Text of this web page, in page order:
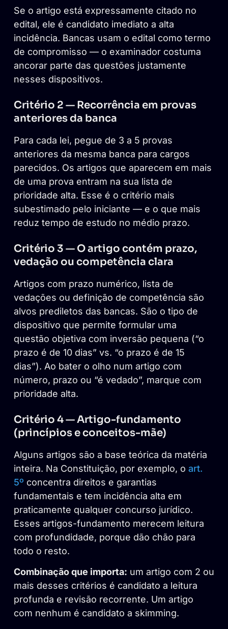
Se o artigo está expressamente citado no
edital, ele é candidato imediato a alta
incidência. Bancas usam o edital como termo
de compromisso — o examinador costuma
ancorar parte das questões justamente
nesses dispositivos.
Critério 2 — Recorrência em provas
anteriores da banca
Para cada lei, pegue de 3 a 5 provas
anteriores da mesma banca para cargos
parecidos. Os artigos que aparecem em mais
de uma prova entram na sua lista de
prioridade alta. Esse é o critério mais
subestimado pelo iniciante — e o que mais
reduz tempo de estudo no médio prazo.
Critério 3 — O artigo contém prazo,
vedação ou competência clara
Artigos com prazo numérico, lista de
vedações ou definição de competência são
alvos prediletos das bancas. São o tipo de
dispositivo que permite formular uma
questão objetiva com inversão pequena (“o
prazo é de 10 dias” vs. “o prazo é de 15
dias”). Ao bater o olho num artigo com
número, prazo ou “é vedado”, marque com
prioridade alta.
Critério 4 — Artigo-fundamento
(princípios e conceitos-mãe)
Alguns artigos são a base teórica da matéria
inteira. Na Constituição, por exemplo, o art.
5º concentra direitos e garantias
fundamentais e tem incidência alta em
praticamente qualquer concurso jurídico.
Esses artigos-fundamento merecem leitura
com profundidade, porque dão chão para
todo o resto.
Combinação que importa: um artigo com 2 ou
mais desses critérios é candidato a leitura
profunda e revisão recorrente. Um artigo
com nenhum é candidato a skimming.